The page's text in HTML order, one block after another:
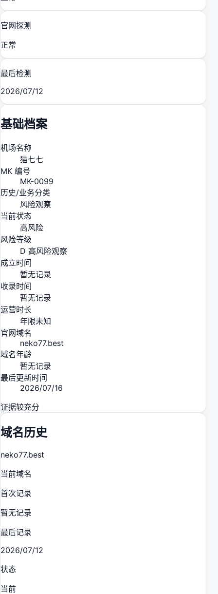
官网探测
正常
最后检测
2026/07/12
基础档案
机场名称
猫七七
MK 编号
MK-0099
历史/业务分类
风险观察
当前状态
高风险
风险等级
D 高风险观察
成立时间
暂无记录
收录时间
暂无记录
运营时长
年限未知
官网域名
neko77.best
域名年龄
暂无记录
最后更新时间
2026/07/16
证据较充分
域名历史
neko77.best
当前域名
首次记录
暂无记录
最后记录
2026/07/12
状态
当前